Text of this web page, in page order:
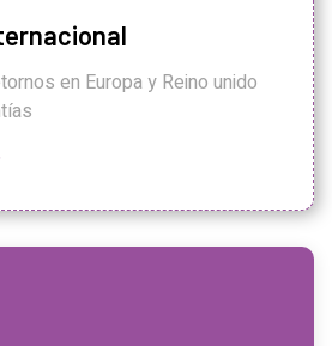
en Europa y Reino unido